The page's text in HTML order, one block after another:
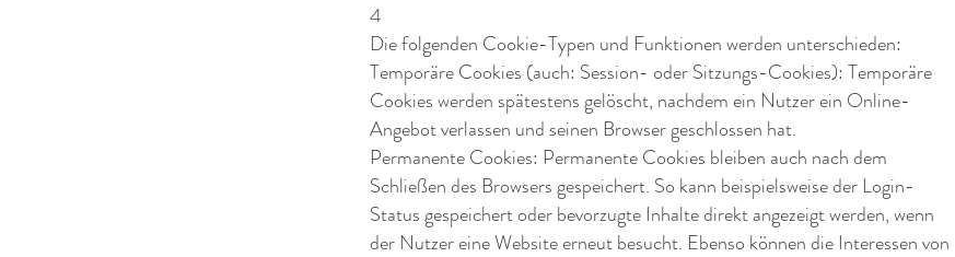
4
Die folgenden Cookie-Typen und Funktionen werden unterschieden:
Temporäre Cookies (auch: Session- oder Sitzungs-Cookies): Temporäre
Cookies werden spätestens gelöscht, nachdem ein Nutzer ein Online-
Angebot verlassen und seinen Browser geschlossen hat.
Permanente Cookies: Permanente Cookies bleiben auch nach dem
Schließen des Browsers gespeichert. So kann beispielsweise der Login-
Status gespeichert oder bevorzugte Inhalte direkt angezeigt werden, wenn
der Nutzer eine Website erneut besucht. Ebenso können die Interessen von